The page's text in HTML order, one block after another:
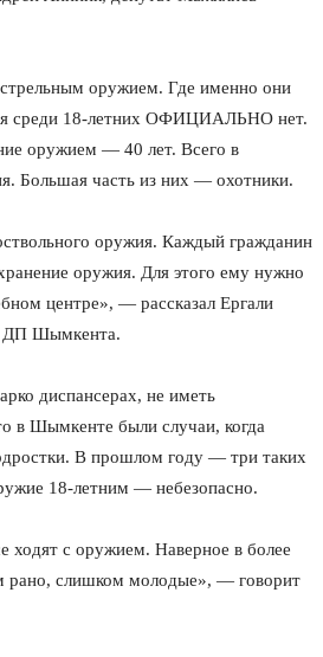
оружием. Где именно они
среди 18-летних ОФИЦИАЛЬНО нет.
оружием — 40 лет. Всего в
Большая часть из них — охотники.
оружия. Каждый гражданин
оружия. Для этого ему нужно
центре», — рассказал Ергали
ДП Шымкента.
диспансерах, не иметь
в Шымкенте были случаи, когда
В прошлом году — три таких
18-летним — небезопасно.
ходят с оружием. Наверное в более
рано, слишком молодые», — говорит